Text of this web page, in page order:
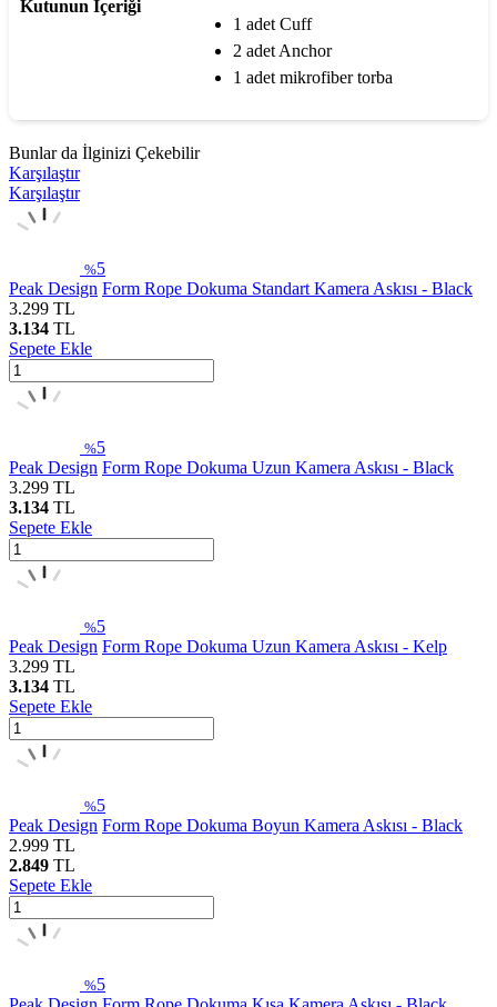
Kutunun İçeriği
1 adet Cuff
2 adet Anchor
1 adet mikrofiber torba
Bunlar da İlginizi Çekebilir
Karşılaştır
Karşılaştır
%5
Peak Design Form Rope Dokuma Standart Kamera Askısı - Black
3.299 TL
3.134 TL
Sepete Ekle
%5
Peak Design Form Rope Dokuma Uzun Kamera Askısı - Black
3.299 TL
3.134 TL
Sepete Ekle
%5
Peak Design Form Rope Dokuma Uzun Kamera Askısı - Kelp
3.299 TL
3.134 TL
Sepete Ekle
%5
Peak Design Form Rope Dokuma Boyun Kamera Askısı - Black
2.999 TL
2.849 TL
Sepete Ekle
%5